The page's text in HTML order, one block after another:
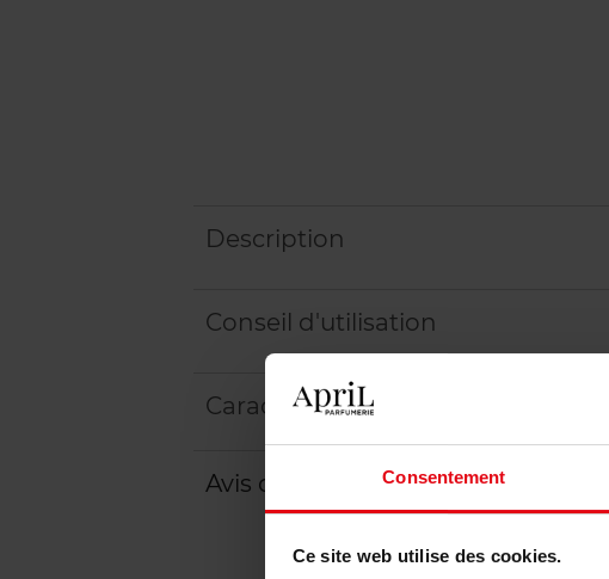
Consentement
Ce site web utilise des cookies.
Description
Conseil d'utilisation
Caractéristiques
Avis client